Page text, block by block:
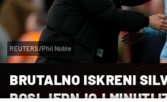
REUTERS/Phil Noble
BRUTALNO ISKRENI
POSLJEDNJOJ MINUTI